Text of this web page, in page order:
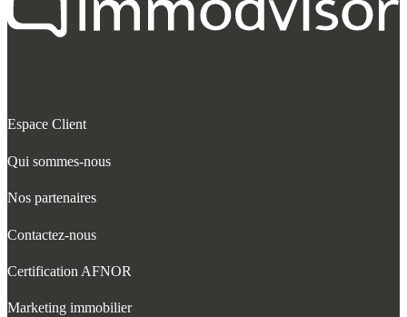
Espace Client
Qui sommes-nous
Nos partenaires
Contactez-nous
Certification AFNOR
Marketing immobilier